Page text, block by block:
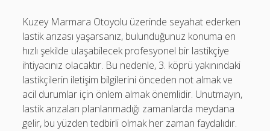
Kuzey Marmara Otoyolu üzerinde seyahat ederken
lastik arızası yaşarsanız, bulunduğunuz konuma en
hızlı şekilde ulaşabilecek profesyonel bir lastikçiye
ihtiyacınız olacaktır. Bu nedenle, 3. köprü yakınındaki
lastikçilerin iletişim bilgilerini önceden not almak ve
acil durumlar için önlem almak önemlidir. Unutmayın,
lastik arızaları planlanmadığı zamanlarda meydana
gelir, bu yüzden tedbirli olmak her zaman faydalıdır.